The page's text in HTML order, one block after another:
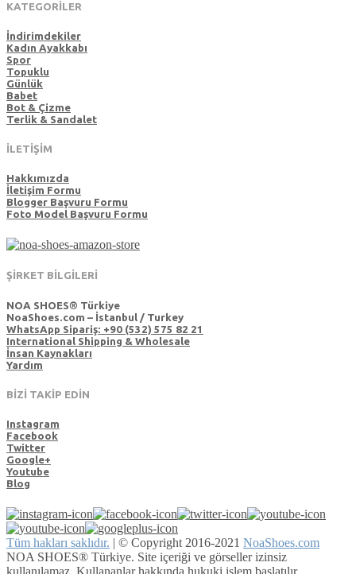
KATEGORİLER
İndirimdekiler
Kadın Ayakkabı
Spor
Topuklu
Günlük
Babet
Bot & Çizme
Terlik & Sandalet
İLETİŞİM
Hakkımızda
İletişim Formu
Blogger Başvuru Formu
Foto Model Başvuru Formu
ŞİRKET BİLGİLERİ
NOA SHOES® Türkiye
NoaShoes.com – İstanbul / Turkey
WhatsApp Sipariş: +90 (532) 575 82 21
International Shipping & Wholesale
İnsan Kaynakları
Yardım
BİZİ TAKİP EDİN
Instagram
Facebook
Twitter
Google+
Youtube
Blog
Tüm hakları saklıdır. | © Copyright 2016-2021 NoaShoes.com
NOA SHOES® Türkiye. Site içeriği ve görseller izinsiz